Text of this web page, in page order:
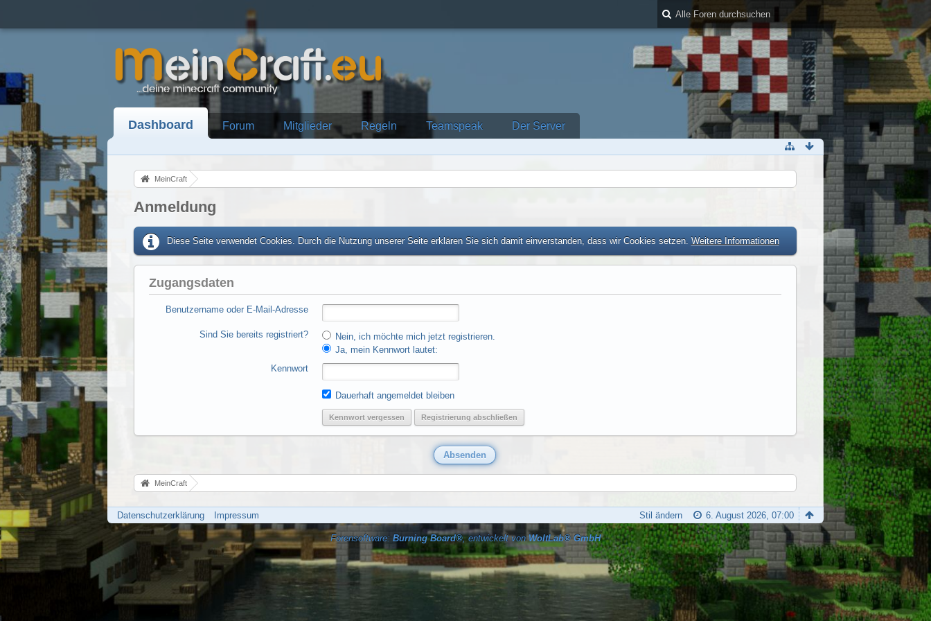
Dashboard Forum Mitglieder Regeln Teamspeak Der Server
MeinCraft
Anmeldung
Diese Seite verwendet Cookies. Durch die Nutzung unserer Seite erklären Sie sich damit einverstanden, dass wir Cookies setzen. Weitere Informationen
Zugangsdaten
Benutzername oder E-Mail-Adresse
Sind Sie bereits registriert?
Nein, ich möchte mich jetzt registrieren.
Ja, mein Kennwort lautet:
Kennwort
Dauerhaft angemeldet bleiben
Kennwort vergessen Registrierung abschließen
MeinCraft
Datenschutzerklärung Impressum 6. August 2026, 07:00
Stil ändern
Forensoftware: Burning Board®, entwickelt von WoltLab® GmbH